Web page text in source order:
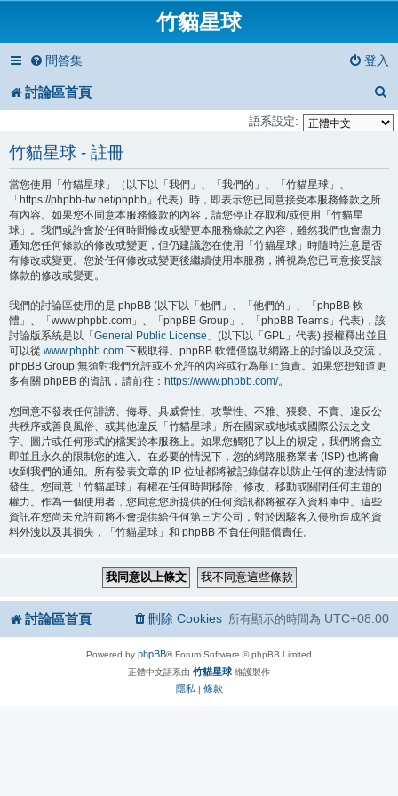
竹貓星球
問答集 登入
討論區首頁
語系設定:
竹貓星球 - 註冊
當您使用「竹貓星球」（以下以「我們」、「我們的」、「竹貓星球」、
「https://phpbb-tw.net/phpbb」代表）時，即表示您已同意接受本服務條款之所
有內容。如果您不同意本服務條款的內容，請您停止存取和/或使用「竹貓星
球」。我們或許會於任何時間修改或變更本服務條款之內容，雖然我們也會盡力
通知您任何條款的修改或變更，但仍建議您在使用「竹貓星球」時隨時注意是否
有修改或變更。您於任何修改或變更後繼續使用本服務，將視為您已同意接受該
條款的修改或變更。
我們的討論區使用的是 phpBB (以下以「他們」、「他們的」、「phpBB 軟
體」、「www.phpbb.com」、「phpBB Group」、「phpBB Teams」代表)，該
討論版系統是以「 General Public License 」(以下以「GPL」代表) 授權釋出並且
可以從 www.phpbb.com 下載取得。phpBB 軟體僅協助網路上的討論以及交流，
phpBB Group 無須對我們允許或不允許的內容或行為舉止負責。如果您想知道更
多有關 phpBB 的資訊，請前往： https://www.phpbb.com/。
您同意不發表任何誹謗、侮辱、具威脅性、攻擊性、不雅、猥褻、不實、違反公
共秩序或善良風俗、或其他違反「竹貓星球」所在國家或地域或國際公法之文
字、圖片或任何形式的檔案於本服務上。如果您觸犯了以上的規定，我們將會立
即並且永久的限制您的進入。在必要的情況下，您的網路服務業者 (ISP) 也將會
收到我們的通知。所有發表文章的 IP 位址都將被記錄儲存以防止任何的違法情節
發生。您同意「竹貓星球」有權在任何時間移除、修改、移動或關閉任何主題的
權力。作為一個使用者，您同意您所提供的任何資訊都將被存入資料庫中。這些
資訊在您尚未允許前將不會提供給任何第三方公司，對於因駭客入侵所造成的資
料外洩以及其損失，「竹貓星球」和 phpBB 不負任何賠償責任。
討論區首頁 所有顯示的時間為 UTC+08:00
刪除 Cookies
Powered by phpBB® Forum Software © phpBB Limited
正體中文語系由 竹貓星球 維護製作
隱私 | 條款